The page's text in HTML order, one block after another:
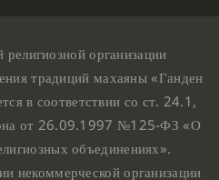
религиозной организации
традиций махаяны «Ганден
в соответствии со ст. 24.1,
от 26.09.1997 №125-ФЗ «О
объединениях».
некоммерческой организации